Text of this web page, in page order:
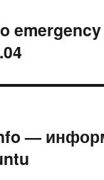
—